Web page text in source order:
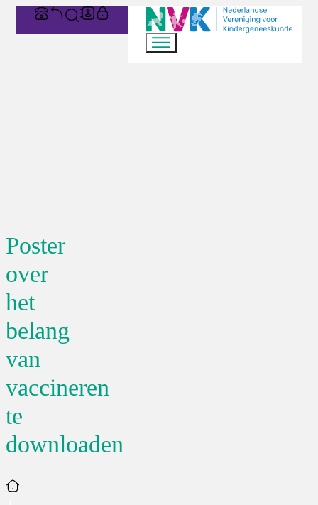
Poster
over
het
belang
van
vaccineren
te
downloaden
Home